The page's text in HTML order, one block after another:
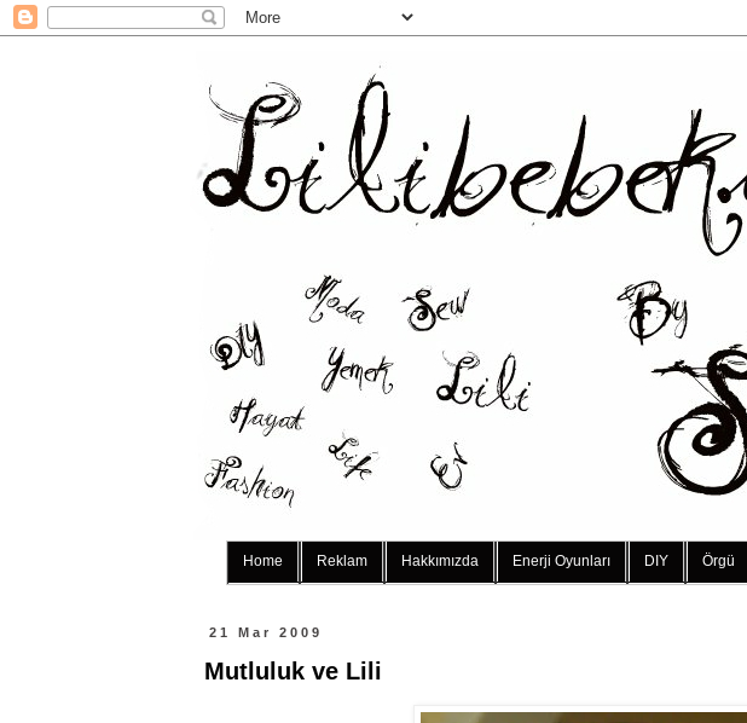
Home Reklam Hakkımızda Enerji Oyunları DIY Örgü
21 Mar 2009
Mutluluk ve Lili